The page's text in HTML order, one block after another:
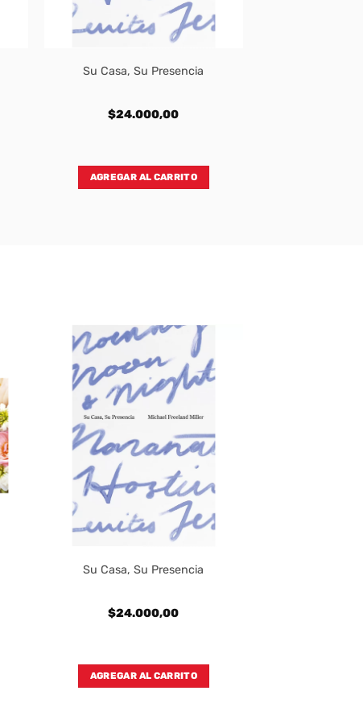
Su Casa, Su Presencia
$24.000,00
AGREGAR AL CARRITO
Su Casa, Su Presencia
$24.000,00
AGREGAR AL CARRITO